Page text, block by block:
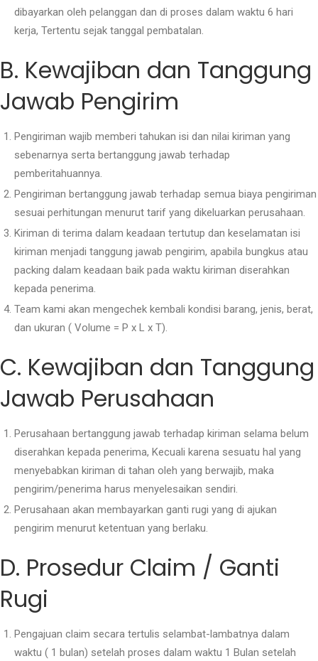
dibayarkan oleh pelanggan dan di proses dalam waktu 6 hari
kerja, Tertentu sejak tanggal pembatalan.
B. Kewajiban dan Tanggung
Jawab Pengirim
Pengiriman wajib memberi tahukan isi dan nilai kiriman yang
sebenarnya serta bertanggung jawab terhadap
pemberitahuannya.
Pengiriman bertanggung jawab terhadap semua biaya pengiriman
sesuai perhitungan menurut tarif yang dikeluarkan perusahaan.
Kiriman di terima dalam keadaan tertutup dan keselamatan isi
kiriman menjadi tanggung jawab pengirim, apabila bungkus atau
packing dalam keadaan baik pada waktu kiriman diserahkan
kepada penerima.
Team kami akan mengechek kembali kondisi barang, jenis, berat,
dan ukuran ( Volume = P x L x T).
C. Kewajiban dan Tanggung
Jawab Perusahaan
Perusahaan bertanggung jawab terhadap kiriman selama belum
diserahkan kepada penerima, Kecuali karena sesuatu hal yang
menyebabkan kiriman di tahan oleh yang berwajib, maka
pengirim/penerima harus menyelesaikan sendiri.
Perusahaan akan membayarkan ganti rugi yang di ajukan
pengirim menurut ketentuan yang berlaku.
D. Prosedur Claim / Ganti
Rugi
Pengajuan claim secara tertulis selambat-lambatnya dalam
waktu ( 1 bulan) setelah proses dalam waktu 1 Bulan setelah